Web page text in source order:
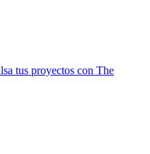
tus proyectos con The